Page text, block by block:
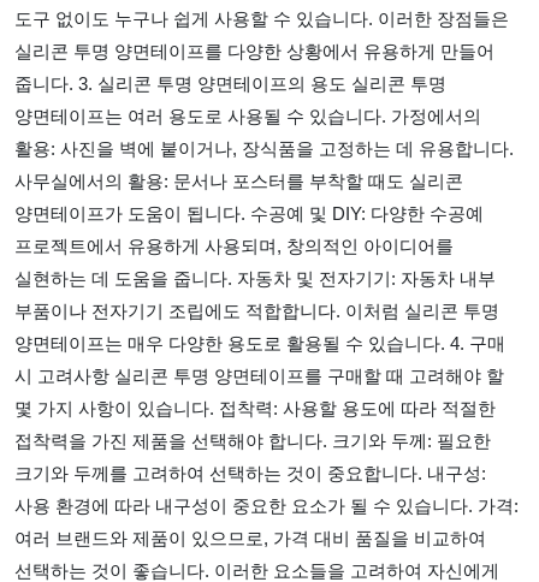
도구 없이도 누구나 쉽게 사용할 수 있습니다. 이러한 장점들은
실리콘 투명 양면테이프를 다양한 상황에서 유용하게 만들어
줍니다. 3. 실리콘 투명 양면테이프의 용도 실리콘 투명
양면테이프는 여러 용도로 사용될 수 있습니다. 가정에서의
활용: 사진을 벽에 붙이거나, 장식품을 고정하는 데 유용합니다.
사무실에서의 활용: 문서나 포스터를 부착할 때도 실리콘
양면테이프가 도움이 됩니다. 수공예 및 DIY: 다양한 수공예
프로젝트에서 유용하게 사용되며, 창의적인 아이디어를
실현하는 데 도움을 줍니다. 자동차 및 전자기기: 자동차 내부
부품이나 전자기기 조립에도 적합합니다. 이처럼 실리콘 투명
양면테이프는 매우 다양한 용도로 활용될 수 있습니다. 4. 구매
시 고려사항 실리콘 투명 양면테이프를 구매할 때 고려해야 할
몇 가지 사항이 있습니다. 접착력: 사용할 용도에 따라 적절한
접착력을 가진 제품을 선택해야 합니다. 크기와 두께: 필요한
크기와 두께를 고려하여 선택하는 것이 중요합니다. 내구성:
사용 환경에 따라 내구성이 중요한 요소가 될 수 있습니다. 가격:
여러 브랜드와 제품이 있으므로, 가격 대비 품질을 비교하여
선택하는 것이 좋습니다. 이러한 요소들을 고려하여 자신에게